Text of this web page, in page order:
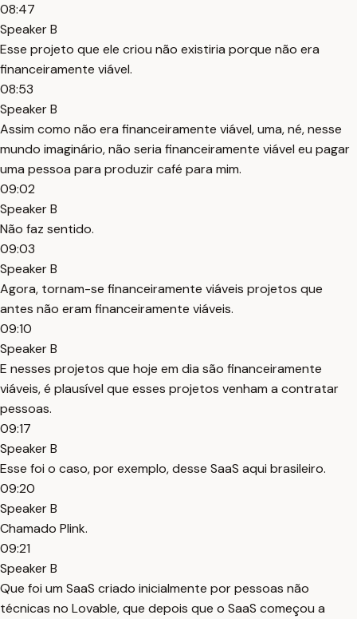
08:47
Speaker B
Esse projeto que ele criou não existiria porque não era
financeiramente viável.
08:53
Speaker B
Assim como não era financeiramente viável, uma, né, nesse
mundo imaginário, não seria financeiramente viável eu pagar
uma pessoa para produzir café para mim.
09:02
Speaker B
Não faz sentido.
09:03
Speaker B
Agora, tornam-se financeiramente viáveis projetos que
antes não eram financeiramente viáveis.
09:10
Speaker B
E nesses projetos que hoje em dia são financeiramente
viáveis, é plausível que esses projetos venham a contratar
pessoas.
09:17
Speaker B
Esse foi o caso, por exemplo, desse SaaS aqui brasileiro.
09:20
Speaker B
Chamado Plink.
09:21
Speaker B
Que foi um SaaS criado inicialmente por pessoas não
técnicas no Lovable, que depois que o SaaS começou a